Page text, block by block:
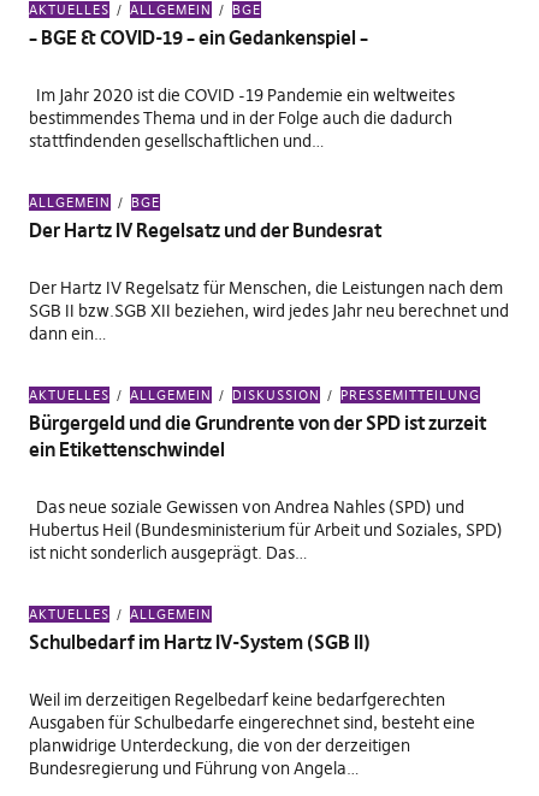
AKTUELLES ALLGEMEIN BGE
– BGE & COVID-19 – ein Gedankenspiel –
Im Jahr 2020 ist die COVID -19 Pandemie ein weltweites
bestimmendes Thema und in der Folge auch die dadurch
stattfindenden gesellschaftlichen und…
ALLGEMEIN BGE
Der Hartz IV Regelsatz und der Bundesrat
Der Hartz IV Regelsatz für Menschen, die Leistungen nach dem
SGB II bzw.SGB XII beziehen, wird jedes Jahr neu berechnet und
dann ein…
AKTUELLES ALLGEMEIN DISKUSSION PRESSEMITTEILUNG
Bürgergeld und die Grundrente von der SPD ist zurzeit
ein Etikettenschwindel
Das neue soziale Gewissen von Andrea Nahles (SPD) und
Hubertus Heil (Bundesministerium für Arbeit und Soziales, SPD)
ist nicht sonderlich ausgeprägt. Das…
AKTUELLES ALLGEMEIN
Schulbedarf im Hartz IV-System (SGB II)
Weil im derzeitigen Regelbedarf keine bedarfgerechten
Ausgaben für Schulbedarfe eingerechnet sind, besteht eine
planwidrige Unterdeckung, die von der derzeitigen
Bundesregierung und Führung von Angela…